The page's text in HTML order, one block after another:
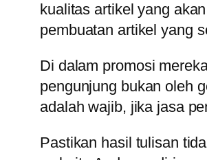
kualitas artikel yang
pembuatan artikel yang
Di dalam promosi
pengunjung bukan oleh
adalah wajib, jika jasa
Pastikan hasil tulisan